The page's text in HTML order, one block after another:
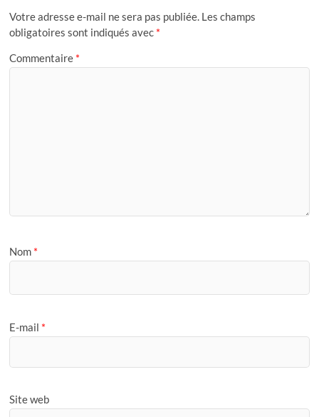
Votre adresse e-mail ne sera pas publiée. Les champs
obligatoires sont indiqués avec *
Commentaire *
Nom *
E-mail *
Site web